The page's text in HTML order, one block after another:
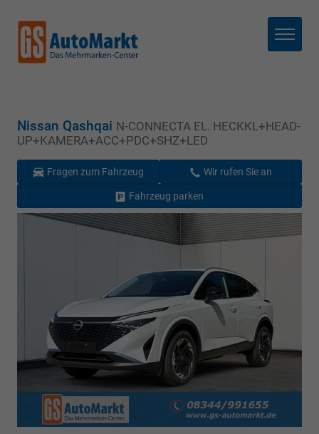
Menü
Nissan Qashqai N-CONNECTA EL. HECKKL+HEAD-
UP+KAMERA+ACC+PDC+SHZ+LED
Fragen zum Fahrzeug Wir rufen Sie an
Fahrzeug parken